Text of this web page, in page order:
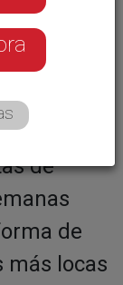
por
con
tres
de
de
más locas